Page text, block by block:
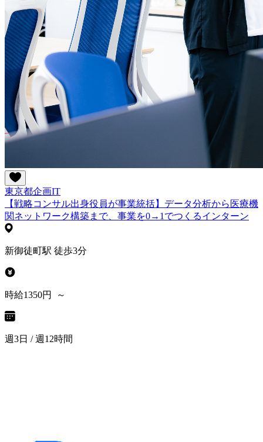
東京都企画IT
【戦略コンサル出身役員が事業統括】データ分析から医療機
関ネットワーク構築まで、事業を0→1でつくるインターン
新御徒町駅 徒歩3分
時給1350円 ～
週3日 / 週12時間